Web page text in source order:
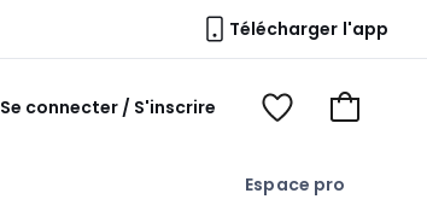
Télécharger l'app
Espace pro
Se connecter / S'inscrire
Mon
Voir
Voir